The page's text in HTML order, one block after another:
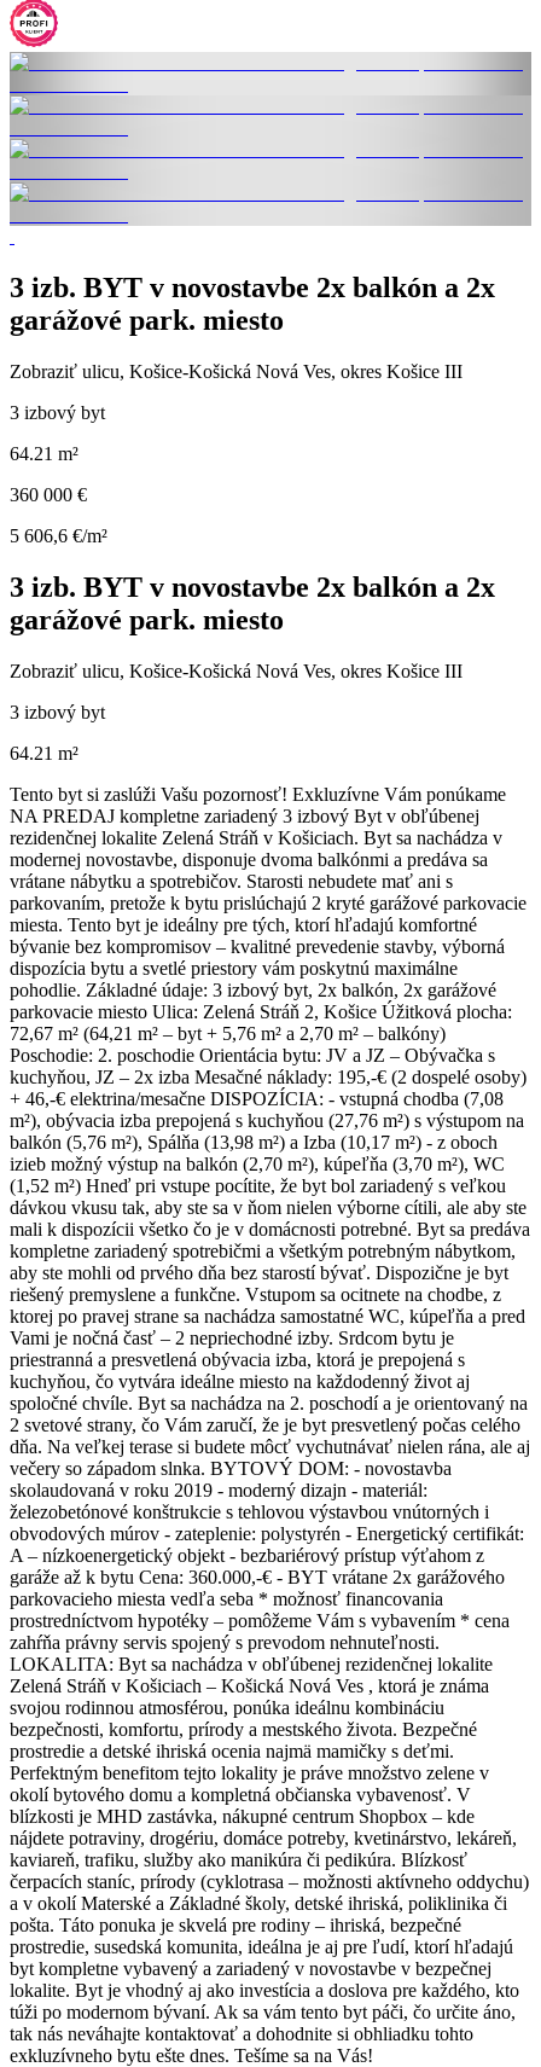
3 izb. BYT v novostavbe 2x balkón a 2x
garážové park. miesto
Zobraziť ulicu, Košice-Košická Nová Ves, okres Košice III
3 izbový byt
64.21 m²
360 000 €
5 606,6 €/m²
3 izb. BYT v novostavbe 2x balkón a 2x
garážové park. miesto
Zobraziť ulicu, Košice-Košická Nová Ves, okres Košice III
3 izbový byt
64.21 m²
Tento byt si zaslúži Vašu pozornosť! Exkluzívne Vám ponúkame
NA PREDAJ kompletne zariadený 3 izbový Byt v obľúbenej
rezidenčnej lokalite Zelená Stráň v Košiciach. Byt sa nachádza v
modernej novostavbe, disponuje dvoma balkónmi a predáva sa
vrátane nábytku a spotrebičov. Starosti nebudete mať ani s
parkovaním, pretože k bytu prislúchajú 2 kryté garážové parkovacie
miesta. Tento byt je ideálny pre tých, ktorí hľadajú komfortné
bývanie bez kompromisov – kvalitné prevedenie stavby, výborná
dispozícia bytu a svetlé priestory vám poskytnú maximálne
pohodlie. Základné údaje: 3 izbový byt, 2x balkón, 2x garážové
parkovacie miesto Ulica: Zelená Stráň 2, Košice Úžitková plocha:
72,67 m² (64,21 m² – byt + 5,76 m² a 2,70 m² – balkóny)
Poschodie: 2. poschodie Orientácia bytu: JV a JZ – Obývačka s
kuchyňou, JZ – 2x izba Mesačné náklady: 195,-€ (2 dospelé osoby)
+ 46,-€ elektrina/mesačne DISPOZÍCIA: - vstupná chodba (7,08
m²), obývacia izba prepojená s kuchyňou (27,76 m²) s výstupom na
balkón (5,76 m²), Spálňa (13,98 m²) a Izba (10,17 m²) - z oboch
izieb možný výstup na balkón (2,70 m²), kúpeľňa (3,70 m²), WC
(1,52 m²) Hneď pri vstupe pocítite, že byt bol zariadený s veľkou
dávkou vkusu tak, aby ste sa v ňom nielen výborne cítili, ale aby ste
mali k dispozícii všetko čo je v domácnosti potrebné. Byt sa predáva
kompletne zariadený spotrebičmi a všetkým potrebným nábytkom,
aby ste mohli od prvého dňa bez starostí bývať. Dispozične je byt
riešený premyslene a funkčne. Vstupom sa ocitnete na chodbe, z
ktorej po pravej strane sa nachádza samostatné WC, kúpeľňa a pred
Vami je nočná časť – 2 nepriechodné izby. Srdcom bytu je
priestranná a presvetlená obývacia izba, ktorá je prepojená s
kuchyňou, čo vytvára ideálne miesto na každodenný život aj
spoločné chvíle. Byt sa nachádza na 2. poschodí a je orientovaný na
2 svetové strany, čo Vám zaručí, že je byt presvetlený počas celého
dňa. Na veľkej terase si budete môcť vychutnávať nielen rána, ale aj
večery so západom slnka. BYTOVÝ DOM: - novostavba
skolaudovaná v roku 2019 - moderný dizajn - materiál:
železobetónové konštrukcie s tehlovou výstavbou vnútorných i
obvodových múrov - zateplenie: polystyrén - Energetický certifikát:
A – nízkoenergetický objekt - bezbariérový prístup výťahom z
garáže až k bytu Cena: 360.000,-€ - BYT vrátane 2x garážového
parkovacieho miesta vedľa seba * možnosť financovania
prostredníctvom hypotéky – pomôžeme Vám s vybavením * cena
zahŕňa právny servis spojený s prevodom nehnuteľnosti.
LOKALITA: Byt sa nachádza v obľúbenej rezidenčnej lokalite
Zelená Stráň v Košiciach – Košická Nová Ves , ktorá je známa
svojou rodinnou atmosférou, ponúka ideálnu kombináciu
bezpečnosti, komfortu, prírody a mestského života. Bezpečné
prostredie a detské ihriská ocenia najmä mamičky s deťmi.
Perfektným benefitom tejto lokality je práve množstvo zelene v
okolí bytového domu a kompletná občianska vybavenosť. V
blízkosti je MHD zastávka, nákupné centrum Shopbox – kde
nájdete potraviny, drogériu, domáce potreby, kvetinárstvo, lekáreň,
kaviareň, trafiku, služby ako manikúra či pedikúra. Blízkosť
čerpacích staníc, prírody (cyklotrasa – možnosti aktívneho oddychu)
a v okolí Materské a Základné školy, detské ihriská, poliklinika či
pošta. Táto ponuka je skvelá pre rodiny – ihriská, bezpečné
prostredie, susedská komunita, ideálna je aj pre ľudí, ktorí hľadajú
byt kompletne vybavený a zariadený v novostavbe v bezpečnej
lokalite. Byt je vhodný aj ako investícia a doslova pre každého, kto
túži po modernom bývaní. Ak sa vám tento byt páči, čo určite áno,
tak nás neváhajte kontaktovať a dohodnite si obhliadku tohto
exkluzívneho bytu ešte dnes. Tešíme sa na Vás!